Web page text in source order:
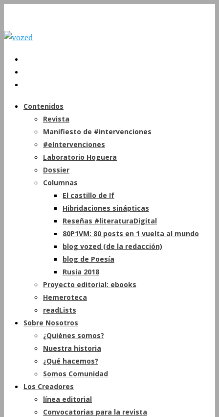
Contenidos
Revista
Manifiesto de #intervenciones
#eIntervenciones
Laboratorio Hoguera
Dossier
Columnas
El castillo de If
Hibridaciones sinápticas
Reseñas #literaturaDigital
80P1VM: 80 posts en 1 vuelta al mundo
blog vozed (de la redacción)
blog de Poesía
Rusia 2018
Proyecto editorial: ebooks
Hemeroteca
readLists
Sobre Nosotros
¿Quiénes somos?
Nuestra historia
¿Qué hacemos?
Somos Comunidad
Los Creadores
línea editorial
Convocatorias para la revista